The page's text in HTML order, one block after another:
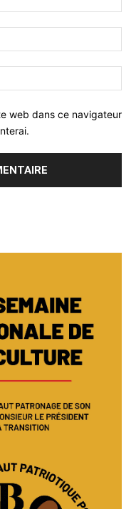
:*
:*
:
web dans ce navigateur